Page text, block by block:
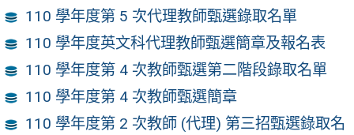
110 學年度第 5 次代理教師甄選錄取名單
110 學年度英文科代理教師甄選簡章及報名表
110 學年度第 4 次教師甄選第二階段錄取名單
110 學年度第 4 次教師甄選簡章
110 學年度第 2 次教師 (代理) 第三招甄選錄取名